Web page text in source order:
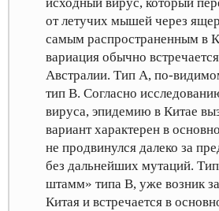
исходный вирус, который
от летучих мышей через
самым распространенным в
вариация обычно
Австралии. Тип А, по-
тип В. Согласно
вируса, эпидемию в Китае
вариант характерен в
не продвинулся далеко за
без дальнейших мутаций.
штамм» типа B, уже возник
Китая и встречается в